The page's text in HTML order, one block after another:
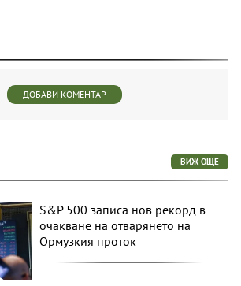
ДОБАВИ КОМЕНТАР
ВИЖ ОЩЕ
S&P 500 записа нов рекорд в
очакване на отварянето на
Ормузкия проток